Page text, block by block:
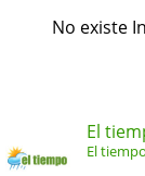
No existe
El
El tiempo